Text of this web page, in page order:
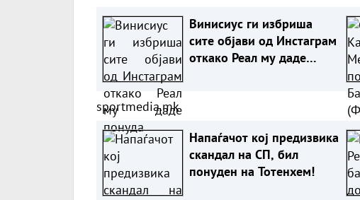
Винисиус ги избриша
сите објави од Инстаграм
откако Реал му даде
sportmedia.mk
Напаѓачот кој предизвика
скандал на СП, бил
понуден на Тотенхем!